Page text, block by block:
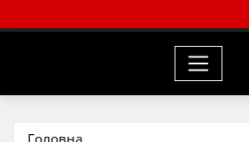
Головна